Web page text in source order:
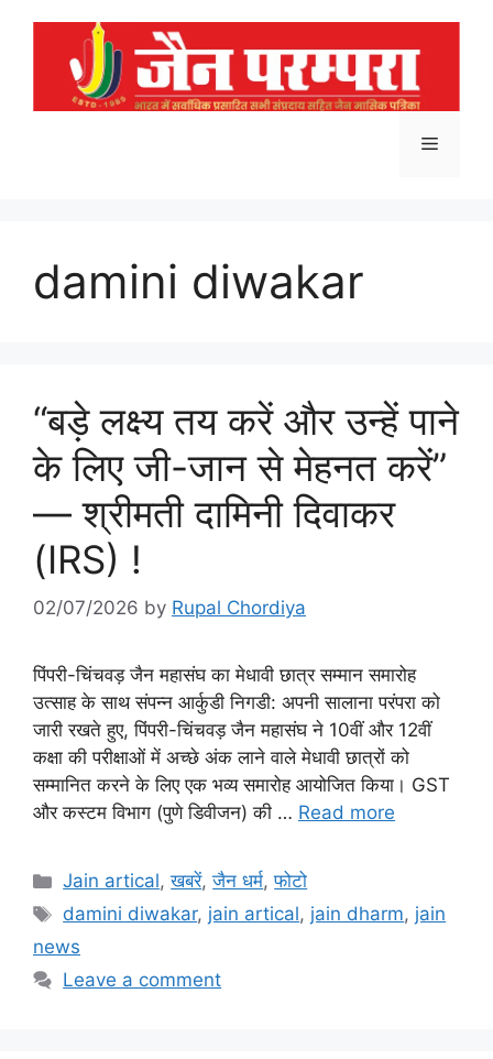
Menu
damini diwakar
“बड़े लक्ष्य तय करें और उन्हें पाने
के लिए जी-जान से मेहनत करें”
— श्रीमती दामिनी दिवाकर
(IRS) !
02/07/2026 by Rupal Chordiya
पिंपरी-चिंचवड़ जैन महासंघ का मेधावी छात्र सम्मान समारोह
उत्साह के साथ संपन्न आर्कुडी निगडी: अपनी सालाना परंपरा को
जारी रखते हुए, पिंपरी-चिंचवड़ जैन महासंघ ने 10वीं और 12वीं
कक्षा की परीक्षाओं में अच्छे अंक लाने वाले मेधावी छात्रों को
सम्मानित करने के लिए एक भव्य समारोह आयोजित किया। GST
और कस्टम विभाग (पुणे डिवीजन) की … Read more
Categories
Jain artical,खबरें,जैन धर्म,फोटो
Tags
damini diwakar, jain artical, jain dharm, jain
news
Leave a comment